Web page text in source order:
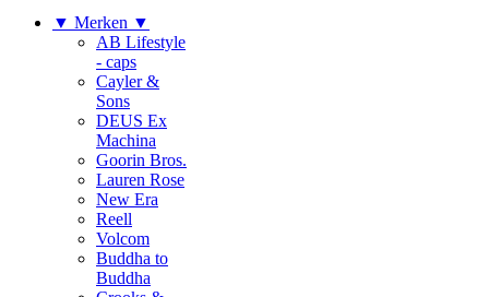
▼ Merken ▼
AB Lifestyle
- caps
Cayler &
Sons
DEUS Ex
Machina
Goorin Bros.
Lauren Rose
New Era
Reell
Volcom
Buddha to
Buddha